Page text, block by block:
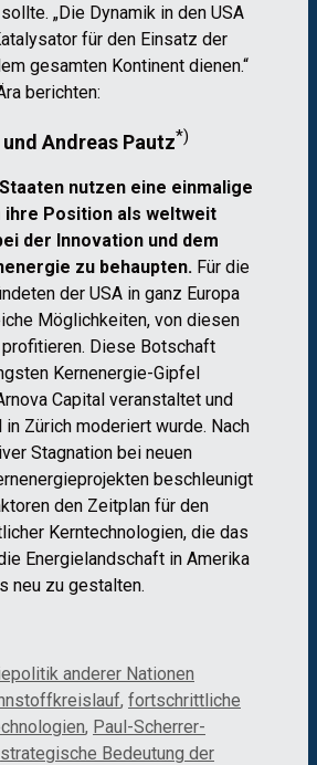
„Die Dynamik in den USA
für den Einsatz der
gesamten Kontinent dienen.“
berichten:
Andreas Pautz*)
nutzen eine einmalige
ihre Position als weltweit
der Innovation und dem
zu behaupten. Für die
der USA in ganz Europa
Möglichkeiten, von diesen
Diese Botschaft
Kernenergie-Gipfel
Capital veranstaltet und
Zürich moderiert wurde. Nach
Stagnation bei neuen
beschleunigt
den Zeitplan für den
Kerntechnologien, die das
Energielandschaft in Amerika
neu zu gestalten.
anderer Nationen
, fortschrittliche
, Paul-Scherrer-
strategische Bedeutung der